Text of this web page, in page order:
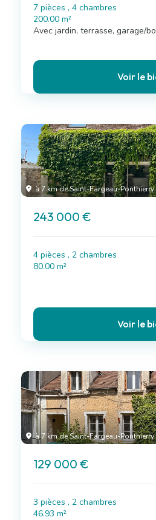
7 pièces , 4 chambres
200.00 m²
Avec jardin, terrasse, garage/
Voir le
à 7 km de Saint-Fargeau-Ponthierry
243 000 €
4 pièces , 2 chambres
80.00 m²
Voir le
à 7 km de Saint-Fargeau-Ponthierry
129 000 €
3 pièces , 2 chambres
46.93 m²